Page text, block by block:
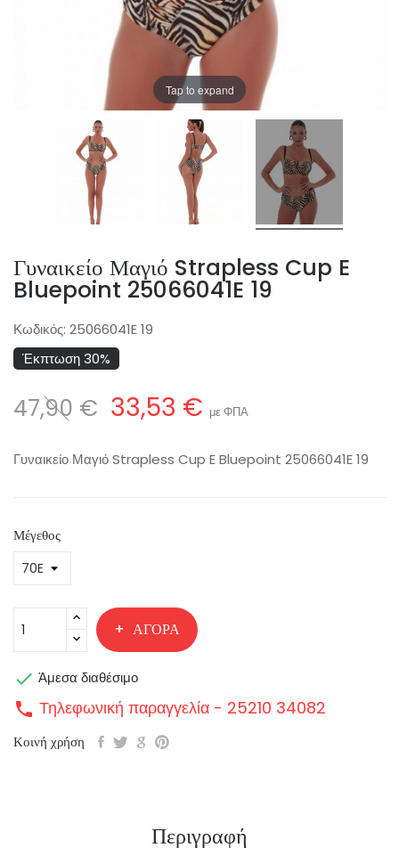
Tap to expand
Γυναικείο Μαγιό Strapless Cup E
Bluepoint 25066041E 19
Κωδικός: 25066041E 19
Έκπτωση 30%
47,90 € 33,53 € με ΦΠΑ
Γυναικείο Μαγιό Strapless Cup E Bluepoint 25066041E 19
Μέγεθος
ΑΓΟΡΆ
 Άμεσα διαθέσιμο
call Τηλεφωνική παραγγελία - 25210 34082
Κοινή χρήση
Περιγραφή